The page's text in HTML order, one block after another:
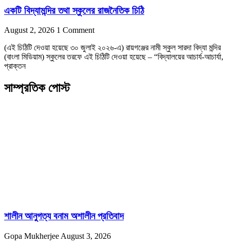
একটি বিদ্যামন্দির তথা স্কুলের রাজনৈতিক চিঠি
August 2, 2026 1 Comment
(এই চিঠিটি দেওয়া হয়েছে ৩০ জুলাই ২০২৬-এ) রায়গঞ্জের নামী স্কুল সারদা বিদ্যা মন্দির
(বাংলা মিডিয়াম) স্কুলের তরফে এই চিঠিটি দেওয়া হয়েছে – “বিদ্যালয়ের আচার্য-আচার্যা,
প্রাক্তন
সাম্প্রতিক পোস্ট
শালীন আনুগত্য বনাম অশালীন প্রতিবাদ
Gopa Mukherjee August 3, 2026